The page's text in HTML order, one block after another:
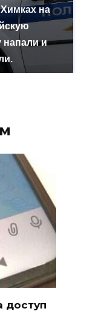
на
напали и
доступ